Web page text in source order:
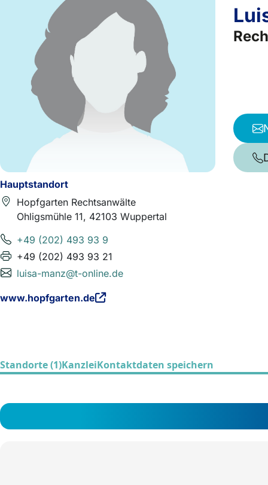
Hauptstandort
Hopfgarten Rechtsanwälte
Ohligsmühle 11, 42103 Wuppertal
+49 (202) 493 93 9
+49 (202) 493 93 21
luisa-manz@t-online.de
www.hopfgarten.de
Standorte (1)KanzleiKontaktdaten speichern